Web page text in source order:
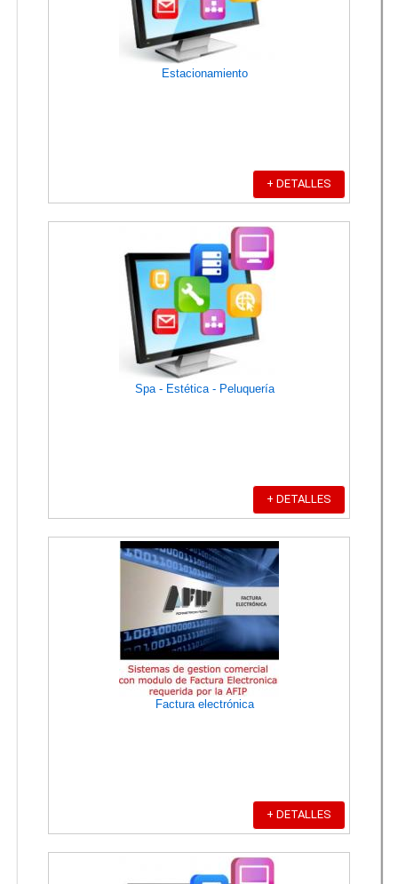
Estacionamiento
+ DETALLES
Spa - Estética - Peluquería
+ DETALLES
Factura electrónica
+ DETALLES